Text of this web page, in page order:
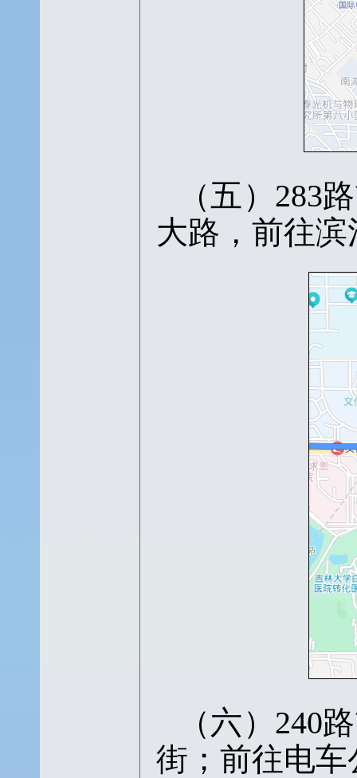
（五） 283
大路，前往
（六） 240
街；前往电